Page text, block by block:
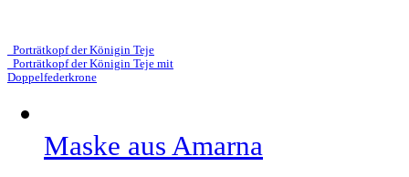
Porträtkopf der Königin Teje
Porträtkopf der Königin Teje mit
Doppelfederkrone
Maske aus Amarna